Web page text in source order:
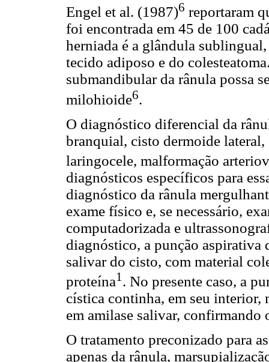
Engel et al. (1987)6 reportaram
foi encontrada em 45 de 100
herniada é a glândula
tecido adiposo e do
submandibular da rânula possa
milohioide6.
O diagnóstico diferencial da
branquial, cisto dermoide
laringocele, malformação
diagnósticos específicos para
diagnóstico da rânula
exame físico e, se necessário,
computadorizada e
diagnóstico, a punção aspirativa
salivar do cisto, com material
proteína1 . No presente caso, a
cística continha, em seu interior,
em amilase salivar, confirmando
O tratamento preconizado para
apenas da rânula,